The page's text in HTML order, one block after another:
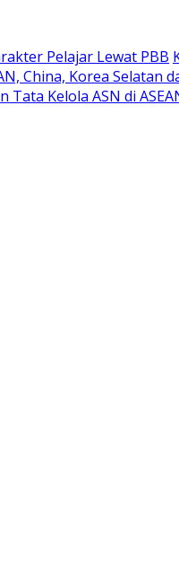
Pelajar Lewat PBB
China, Korea Selatan
Kelola ASN di